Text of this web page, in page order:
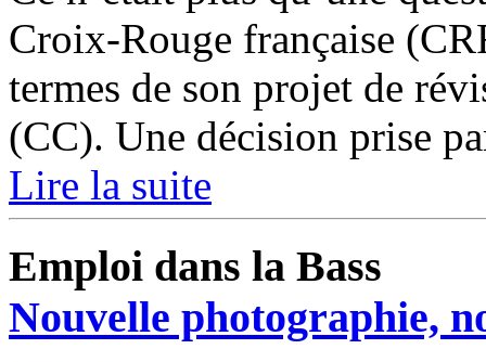
Croix-Rouge française
termes de son projet de
(CC). Une décision prise
Lire la suite
Emploi dans la Bass
Nouvelle photographie,